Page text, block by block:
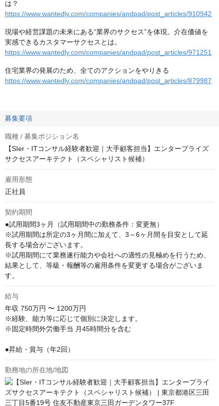
は？
https://www.wantedly.com/companies/andpad/post_articles/910942
現場や経営課題の未来にある“業界のサクセス”を体現。介在価値を
実感できるカスタマーサクセスとは。
https://www.wantedly.com/companies/andpad/post_articles/971251
住宅業界の発展のため、全てのアクションをやりきる
https://www.wantedly.com/companies/andpad/post_articles/879987
募集要項
職種 / 募集ポジション名
【SIer・ITコンサル経験者歓迎｜大手顧客担当】エンタープライズ
サクセスアーキテクト（スペシャリスト候補）
雇用形態
正社員
契約期間
●試用期間3ヶ月（試用期間中の勤務条件：変更無）
※試用期間は所定の3ヶ月間に加えて、3～6ヶ月間を目安として延
長する場合がございます。
※試用期間にて業務遂行能力や会社への適性の見極めを行うため、
結果として、等級・報酬等の雇用条件を変更する場合がございま
す。
給与
年収 750万円 〜 1200万円
※経験、能力等に応じて個別に決定します。
※固定時間外労働手当 月45時間分を含む
●昇給・賞与（年2回）
勤務地の所在地/地図